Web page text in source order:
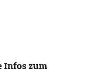
Infos zum